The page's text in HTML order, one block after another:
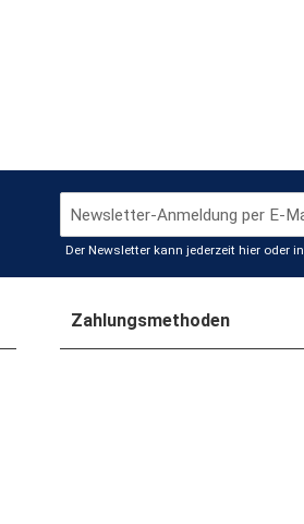
Der Newsletter kann jederzeit hier oder
Zahlungsmethoden